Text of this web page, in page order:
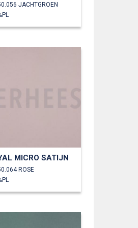
JACHTGROEN
MICRO SATIJN
ROSE